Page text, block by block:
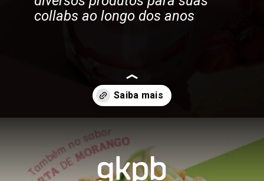
collabs ao longo dos anos